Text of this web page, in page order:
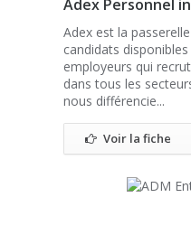
Adex Personnel
Adex est la
candidats
employeurs qui
dans tous les
nous différencie...
Voir la fiche